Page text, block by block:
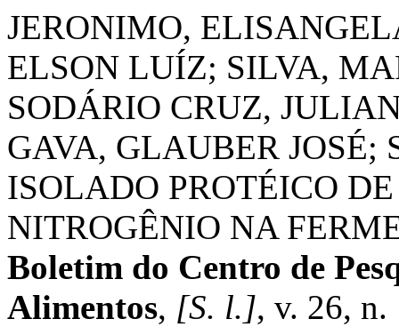
JERONIMO,
ELSON LUÍZ; SILVA,
SODÁRIO CRUZ,
GAVA, GLAUBER JOSÉ;
ISOLADO PROTÉICO
NITROGÊNIO NA
Boletim do Centro de
Alimentos, [S. l.], v. 26,